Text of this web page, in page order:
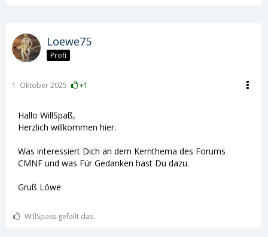
Loewe75
Profi
1. Oktober 2025 +1
Hallo WillSpaß,
Herzlich willkommen hier.
Was interessiert Dich an dem Kernthema des Forums
CMNF und was Für Gedanken hast Du dazu.
Gruß Löwe
WillSpass gefällt das.